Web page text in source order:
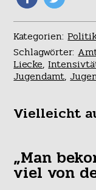
Kategorien:
Schlagwörter:
Liecke,
Jugendamt,
Vielleicht
„Man
viel von